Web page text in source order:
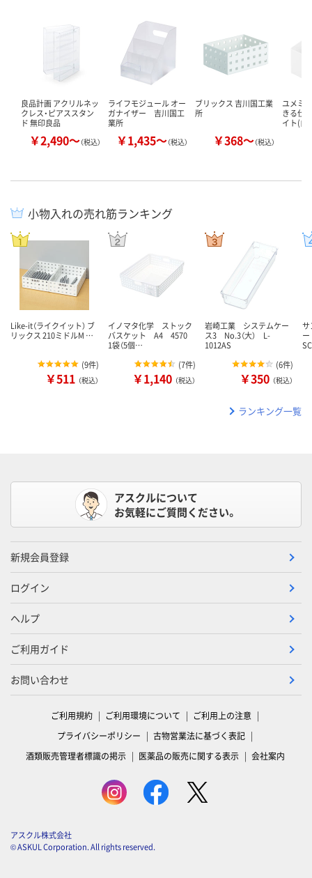
良品計画 アクリルネッ
クレス・ピアススタン
ド 無印良品
￥2,490～（税込）
ライフモジュール オー
ガナイザー 吉川国工
業所
￥1,435～（税込）
ブリックス 吉川国工業
所
￥368～（税込）
ユメミ
きる仕
イト(白)
小物入れの売れ筋ランキング
Like-it（ライクイット） ブ
リックス 210ミドルM …
(9件)
￥511 （税込）
イノマタ化学 ストック
バスケット A4 4570
1袋（5個…
(7件)
￥1,140 （税込）
岩崎工業 システムケー
ス3 No.3（大） L-
1012AS
(6件)
￥350 （税込）
ランキング一覧
アスクルについて
お気軽にご質問ください。
新規会員登録
ログイン
ヘルプ
ご利用ガイド
お問い合わせ
ご利用規約 ご利用環境について
ご利用上の注意
プライバシーポリシー
古物営業法に基づく表記
酒類販売管理者標識の掲示
医薬品の販売に関する表示 会社案内
アスクル株式会社
© ASKUL Corporation. All rights reserved.